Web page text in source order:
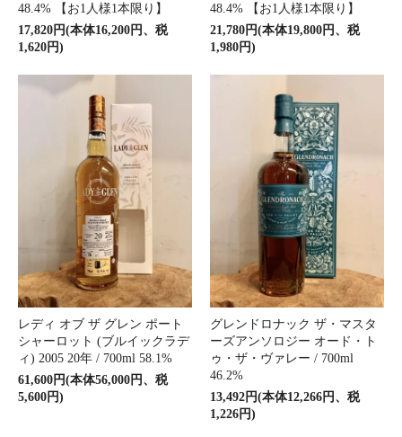
48.4% 【お1人様1本限り】
17,820円(本体16,200円、税
1,620円)
48.4% 【お1人様1本限り】
21,780円(本体19,800円、税
1,980円)
レディ オブ ザ グレン ポート
シャーロット (ブルイックラデ
ィ) 2005 20年 / 700ml 58.1%
61,600円(本体56,000円、税
5,600円)
グレンドロナック ザ・マスタ
ーズアンソロジー オード・ト
ゥ・ザ・ヴァレー / 700ml
46.2%
13,492円(本体12,266円、税
1,226円)